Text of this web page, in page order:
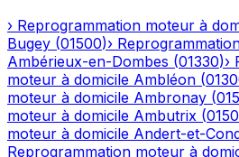
› Reprogrammation moteur à
Bugey (01500)›
Ambérieux-en-Dombes (01330)›
moteur à domicile Ambléon (
moteur à domicile Ambronay (
moteur à domicile Ambutrix (
moteur à domicile Andert-et-
Reprogrammation moteur à